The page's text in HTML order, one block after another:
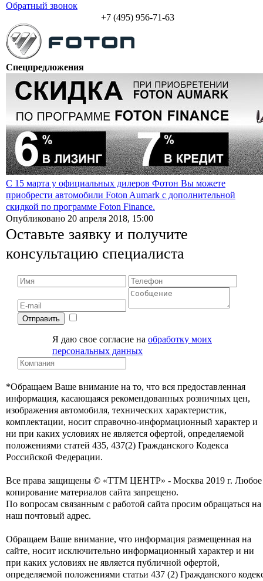
Обратный звонок
+7 (495) 956-71-63
Спецпредложения
С 15 марта у официальных дилеров Фотон Вы можете
приобрести автомобили Foton Aumark с дополнительной
скидкой по программе Foton Finance.
Опубликовано 20 апреля 2018, 15:00
Оставьте заявку и получите
консультацию специалиста
Отправить
Я даю свое согласие на обработку моих
персональных данных
*Обращаем Ваше внимание на то, что вся предоставленная
информация, касающаяся рекомендованных розничных цен,
изображения автомобиля, технических характеристик,
комплектации, носит справочно-информационный характер и
ни при каких условиях не является офертой, определяемой
положениями статей 435, 437(2) Гражданского Кодекса
Российской Федерации.
Все права защищены © «ТТМ ЦЕНТР» - Москва 2019 г. Любое
копирование материалов сайта запрещено.
По вопросам связанным с работой сайта просим обращаться на
наш почтовый адрес.
Обращаем Ваше внимание, что информация размещенная на
сайте, носит исключительно информационный характер и ни
при каких условиях не является публичной офертой,
определяемой положениями статьи 437 (2) Гражданского